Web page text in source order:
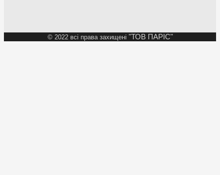
© 2022 всі права захищені "ТОВ ПАРІС"